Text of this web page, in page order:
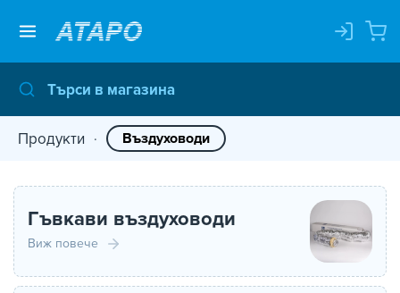
Продукти Въздуховоди
Гъвкави въздуховоди
Виж повече